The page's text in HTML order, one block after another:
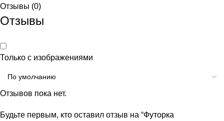
Отзывы (0)
Отзывы
Только с изображениями
Отзывов пока нет.
Будьте первым, кто оставил отзыв на “Футорка